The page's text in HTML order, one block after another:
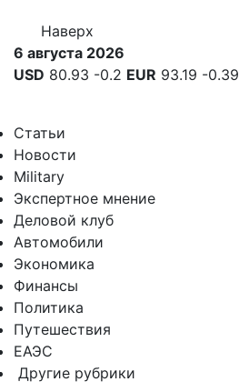
Наверх
6 августа 2026
USD 80.93 -0.2 EUR 93.19 -0.39
Статьи
Новости
Military
Экспертное мнение
Деловой клуб
Автомобили
Экономика
Финансы
Политика
Путешествия
ЕАЭС
Другие рубрики